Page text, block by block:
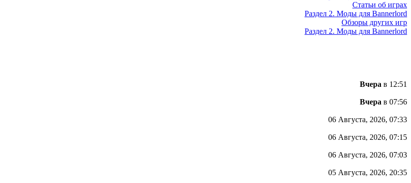
Статьи об играх
Раздел 2. Моды для Bannerlord
Обзоры других игр
Раздел 2. Моды для Bannerlord
Вчера в 12:51
Вчера в 07:56
06 Августа, 2026, 07:33
06 Августа, 2026, 07:15
06 Августа, 2026, 07:03
05 Августа, 2026, 20:35